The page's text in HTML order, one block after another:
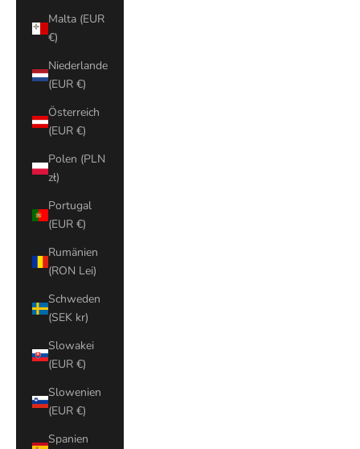
Malta (EUR
€)
Niederlande
(EUR €)
Österreich
(EUR €)
Polen (PLN
zł)
Portugal
(EUR €)
Rumänien
(RON Lei)
Schweden
(SEK kr)
Slowakei
(EUR €)
Slowenien
(EUR €)
Spanien